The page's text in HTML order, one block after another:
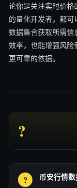
论你是关注实时价
的量化开发者，都
数据集合获取所需
效率，也能增强风
更可靠的依据。
?
币安行情数